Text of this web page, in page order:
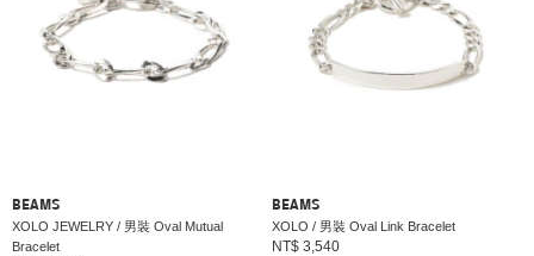
BEAMS
XOLO JEWELRY / 男裝 Oval Mutual
Bracelet
BEAMS
XOLO / 男裝 Oval Link Bracelet
NT$ 3,540